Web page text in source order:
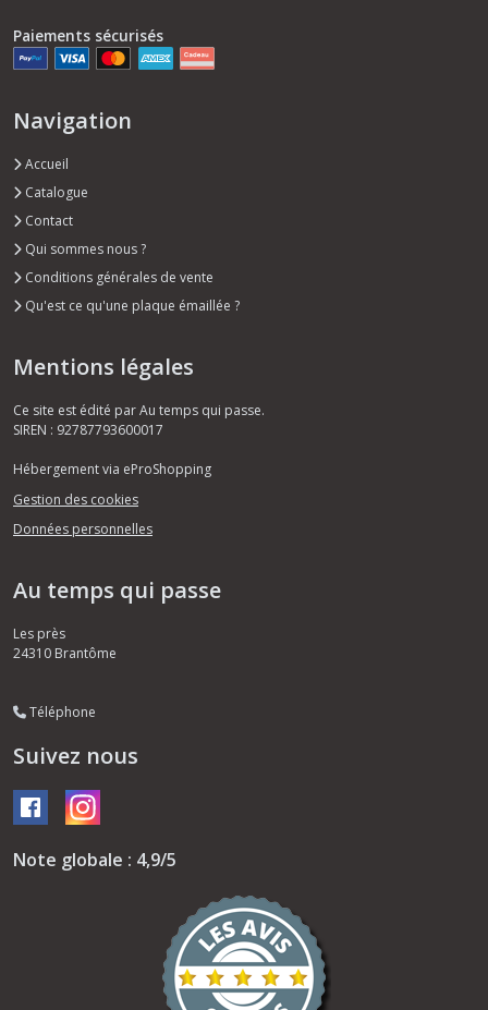
Paiements sécurisés
Navigation
Accueil
Catalogue
Contact
Qui sommes nous ?
Conditions générales de vente
Qu'est ce qu'une plaque émaillée ?
Mentions légales
Ce site est édité par Au temps qui passe.
SIREN : 92787793600017
Hébergement via eProShopping
Gestion des cookies
Données personnelles
Au temps qui passe
Les près
24310 Brantôme
Téléphone
Suivez nous
Note globale : 4,9/5